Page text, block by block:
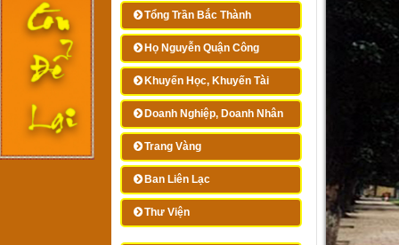
Tổng Trần Bắc Thành
Họ Nguyễn Quận Công
Khuyến Học, Khuyến Tài
Doanh Nghiệp, Doanh Nhân
Trang Vàng
Ban Liên Lạc
Thư Viện